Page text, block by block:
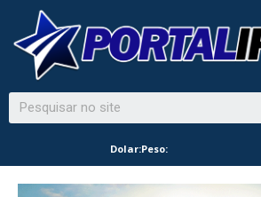
Dolar:Peso: